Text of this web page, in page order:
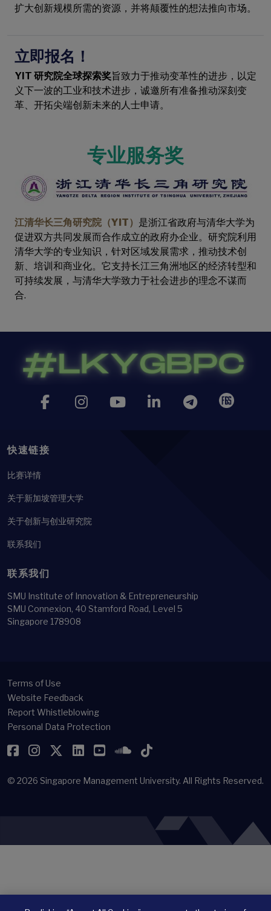
扩大创新规模所需的资源，并将颠覆性的想法推向市场。
立即报名！
YIT 研究院全球探索奖旨致力于推动变革性的进步，以定
义下一波的工业和技术进步，诚邀所有准备推动深刻变
革、开拓尖端创新未来的人士申请。
专业服务奖
江清华长三角研究院（YIT） 是浙江省政府与清华大学为
促进双方共同发展而合作成立的政府办企业。研究院利用
清华大学的专业知识，针对区域发展需求，推动技术创
新、培训和商业化。它支持长江三角洲地区的经济转型和
可持续发展，与清华大学致力于社会进步的理念不谋而
合.
快速链接
比赛详情
关于新加坡管理大学
关于创新与创业研究院
联系我们
联系我们
SMU Institute of Innovation & Entrepreneurship
SMU Connexion, 40 Stamford Road, Level 5
Singapore 178908
Terms of Use
Website Feedback
Report Whistleblowing
Personal Data Protection
Facebook
Instagram
Twitter
LinkedIn
YouTubeSoundCloud
TikTok
© 2026 Singapore Management University. All Rights Reserved.